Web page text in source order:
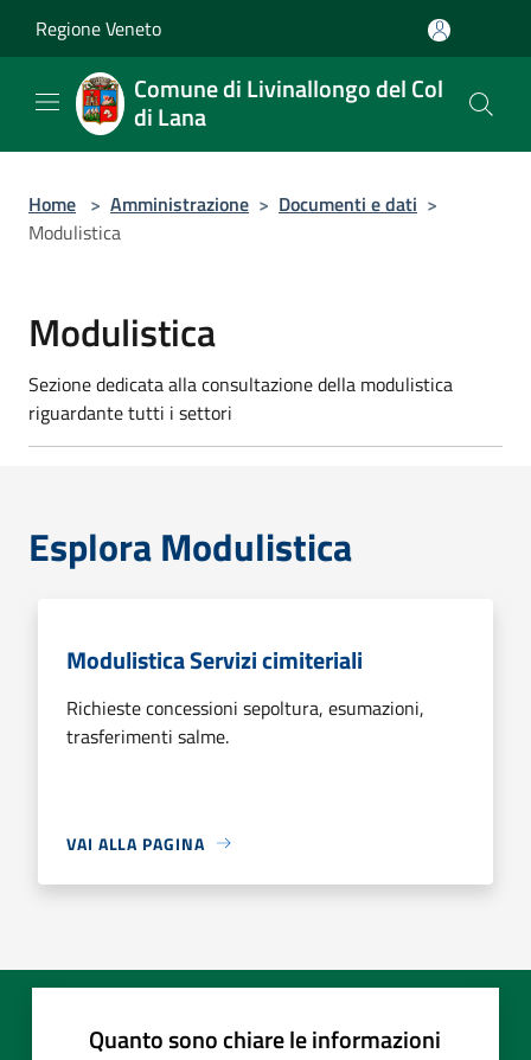
Regione Veneto
Comune di Livinallongo del Col
di Lana
Home > Amministrazione > Documenti e dati >
Modulistica
Modulistica
Sezione dedicata alla consultazione della modulistica
riguardante tutti i settori
Esplora Modulistica
Modulistica Servizi cimiteriali
Richieste concessioni sepoltura, esumazioni,
trasferimenti salme.
VAI ALLA PAGINA
Quanto sono chiare le informazioni